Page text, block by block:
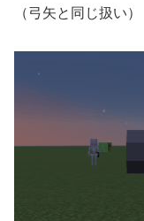
（弓矢と同じ扱い）